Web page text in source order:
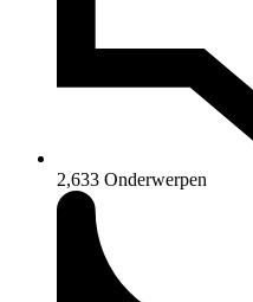
2,633 Onderwerpen